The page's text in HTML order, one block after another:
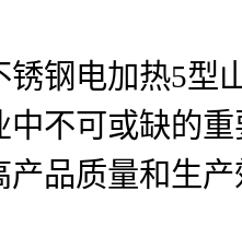
锈钢电加热5型
中不可或缺的
产品质量和生